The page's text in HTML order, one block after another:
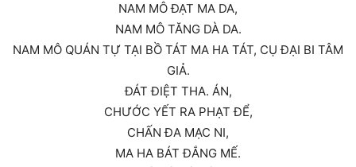
NAM MÔ ÐẠT MA DA,
NAM MÔ TĂNG DÀ DA.
NAM MÔ QUÁN TỰ TẠI BỒ TÁT MA HA TÁT, CỤ ĐẠI BI TÂM
GIẢ.
ÐÁT ĐIỆT THA. ÁN,
CHƯỚC YẾT RA PHẠT ĐỂ,
CHẤN ĐA MẠC NI,
MA HA BÁT ĐẮNG MẾ.